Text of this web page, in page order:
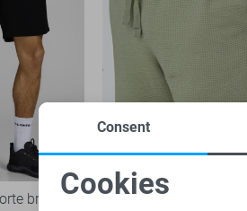
-20%
broek
Only & Sons Korte broek
Noodzakelijke cookies
Consent
Cookies